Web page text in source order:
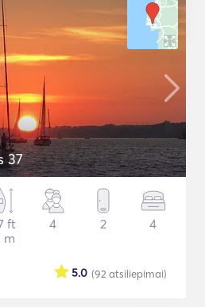
37
ft
m
4 2 4
(92 atsiliepimai)
5.0